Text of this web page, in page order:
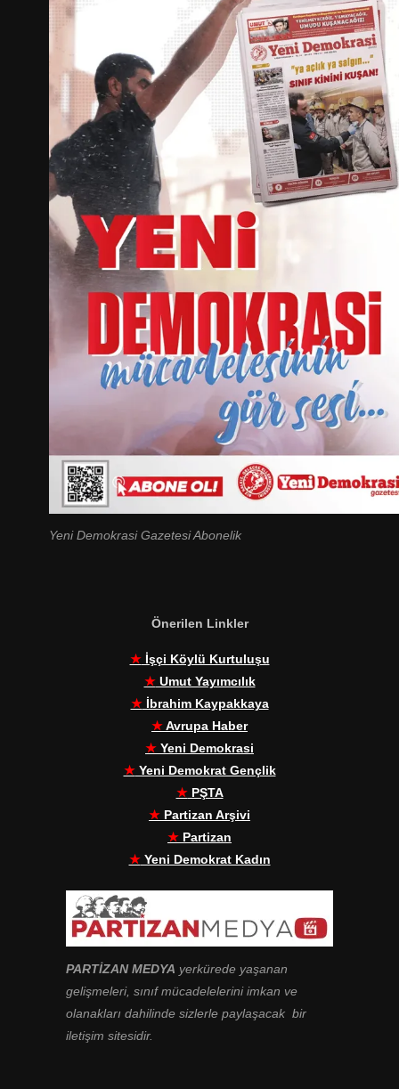
Yeni Demokrasi Gazetesi Abonelik
Önerilen Linkler
★İşçi Köylü Kurtuluşu
★Umut Yayımcılık
★İbrahim Kaypakkaya
★Avrupa Haber
★ Yeni Demokrasi
★Yeni Demokrat Gençlik
★PŞTA
★ Partizan Arşivi
★ Partizan
★Yeni Demokrat Kadın
PARTİZAN MEDYA yerkürede yaşanan
gelişmeleri, sınıf mücadelelerini imkan ve
olanakları dahilinde sizlerle paylaşacak bir
iletişim sitesidir.